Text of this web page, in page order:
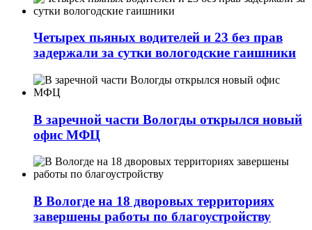
Четырех пьяных водителей и 23 без прав
задержали за сутки вологодские гаишники
В заречной части Вологды открылся новый
офис МФЦ
В Вологде на 18 дворовых территориях
завершены работы по благоустройству